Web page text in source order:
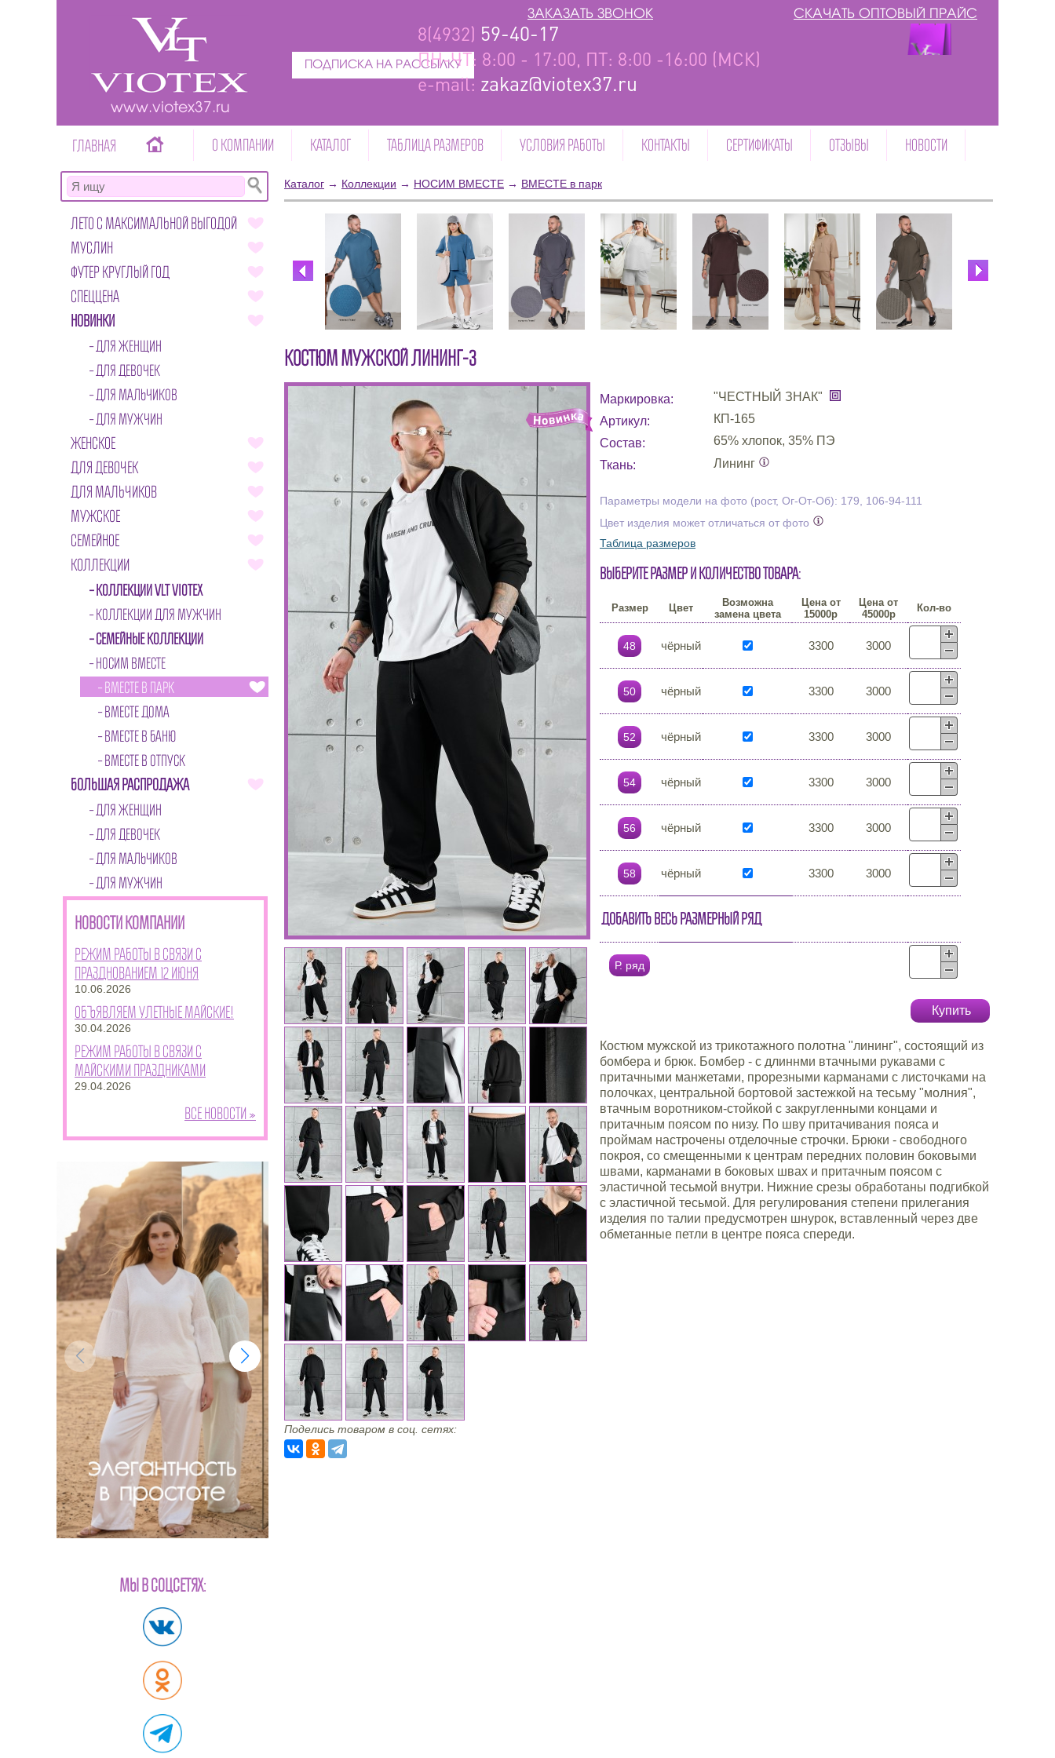
www.viotex37.ru
ПОДПИСКА НА РАССЫЛКУ
8(4932) 59-40-17
ПН-ЧТ: 8:00 - 17:00, ПТ: 8:00 -16:00 (МСК)
e-mail: zakaz@viotex37.ru
СКАЧАТЬ ОПТОВЫЙ ПРАЙС
ЗАКАЗАТЬ ЗВОНОК
ГЛАВНАЯ О КОМПАНИИ КАТАЛОГ ТАБЛИЦА РАЗМЕРОВ УСЛОВИЯ РАБОТЫ КОНТАКТЫ СЕРТИФИКАТЫ ОТЗЫВЫ НОВОСТИ
ЛЕТО С МАКСИМАЛЬНОЙ ВЫГОДОЙ
МУСЛИН
ФУТЕР КРУГЛЫЙ ГОД
СПЕЦЦЕНА
НОВИНКИ
ДЛЯ ЖЕНЩИН
ДЛЯ ДЕВОЧЕК
ДЛЯ МАЛЬЧИКОВ
ДЛЯ МУЖЧИН
ЖЕНСКОЕ
ДЛЯ ДЕВОЧЕК
ДЛЯ МАЛЬЧИКОВ
МУЖСКОЕ
СЕМЕЙНОЕ
КОЛЛЕКЦИИ
КОЛЛЕКЦИИ VLT VIOTEX
КОЛЛЕКЦИИ ДЛЯ МУЖЧИН
СЕМЕЙНЫЕ КОЛЛЕКЦИИ
НОСИМ ВМЕСТЕ
ВМЕСТЕ В ПАРК
ВМЕСТЕ ДОМА
ВМЕСТЕ В БАНЮ
ВМЕСТЕ В ОТПУСК
БОЛЬШАЯ РАСПРОДАЖА
ДЛЯ ЖЕНЩИН
ДЛЯ ДЕВОЧЕК
ДЛЯ МАЛЬЧИКОВ
ДЛЯ МУЖЧИН
НОВОСТИ КОМПАНИИ
Режим работы в связи с
празднованием 12 июня
10.06.2026
Объявляем улетные майские!
30.04.2026
Режим работы в связи с
майскими праздниками
29.04.2026
Все новости »
МЫ В СОЦСЕТЯХ:
Каталог → Коллекции → НОСИМ ВМЕСТЕ → ВМЕСТЕ в парк
КОСТЮМ МУЖСКОЙ ЛИНИНГ-3
Маркировка:
"ЧЕСТНЫЙ ЗНАК"
Артикул:
КП-165
Состав:
65% хлопок, 35% ПЭ
Ткань:
Лининг
Параметры модели на фото (рост, Ог-От-Об): 179, 106-94-111
Цвет изделия может отличаться от фото
Таблица размеров
Выберите размер и количество товара:
Размер Цвет
Возможна
замена цвета
Цена от
15000р
Цена от
45000р
Кол-во
48 чёрный 3300 3000
50 чёрный 3300 3000
52 чёрный 3300 3000
54 чёрный 3300 3000
56 чёрный 3300 3000
58 чёрный 3300 3000
Добавить весь размерный ряд
Р. ряд
Купить
Костюм мужской из трикотажного полотна "лининг", состоящий из
бомбера и брюк. Бомбер - с длиннми втачными рукавами с
притачными манжетами, прорезными карманами с листочками на
полочках, центральной бортовой застежкой на тесьму "молния",
втачным воротником-стойкой с закругленными концами и
притачным поясом по низу. По шву притачивания пояса и
проймам настрочены отделочные строчки. Брюки - свободного
покроя, со смещенными к центрам передних половин боковыми
швами, карманами в боковых швах и притачным поясом с
эластичной тесьмой внутри. Нижние срезы обработаны подгибкой
с эластичной тесьмой. Для регулирования степени прилегания
изделия по талии предусмотрен шнурок, вставленный через две
обметанные петли в центре пояса спереди.
Поделись товаром в соц. сетях: